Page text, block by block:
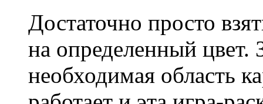
Достаточно просто
на определенный цвет.
необходимая область